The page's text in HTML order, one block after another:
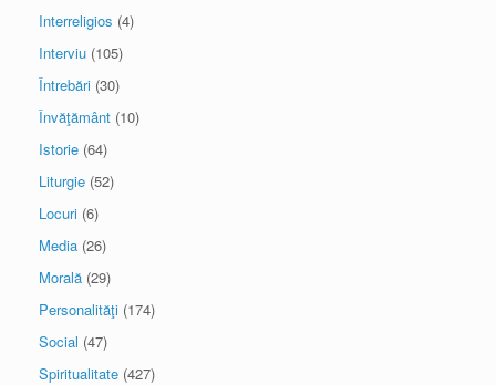
Interreligios (4)
Interviu (105)
Întrebări (30)
Învăţământ (10)
Istorie (64)
Liturgie (52)
Locuri (6)
Media (26)
Morală (29)
Personalităţi (174)
Social (47)
Spiritualitate (427)